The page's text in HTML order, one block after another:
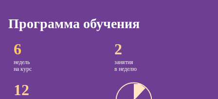
Программа обучения
6
недель
на курс
2
занятия
в неделю
12